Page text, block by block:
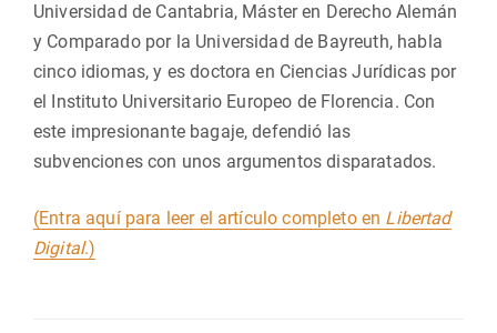
Universidad de Cantabria, Máster en Derecho Alemán
y Comparado por la Universidad de Bayreuth, habla
cinco idiomas, y es doctora en Ciencias Jurídicas por
el Instituto Universitario Europeo de Florencia. Con
este impresionante bagaje, defendió las
subvenciones con unos argumentos disparatados.
(Entra aquí para leer el artículo completo en Libertad
Digital.)